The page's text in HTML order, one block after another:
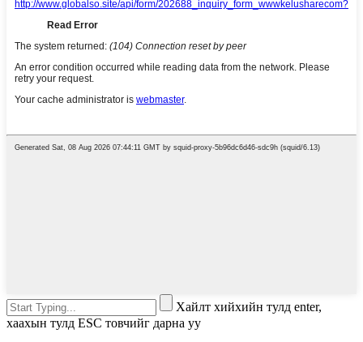
Хайлт хийхийн тулд enter,
хаахын тулд ESC товчийг дарна уу